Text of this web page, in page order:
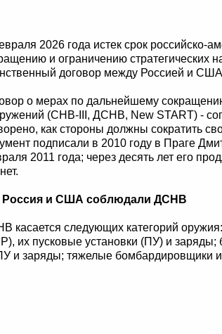
2026 года истек срок российско-
и ограничению
договор между Россией и
о мерах по дальнейшему
(СНВ-III, ДСНВ, New START) -
как стороны должны сократить
подписали в 2010 году в Праге
2011 года; через десять лет его
Россия и США соблюдали ДСНВ
касается следующих категорий
их пусковые установки (ПУ) и
и заряды; тяжелые бомбардировщики